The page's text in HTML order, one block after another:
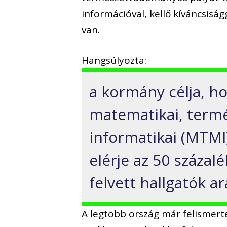
információval, kellő
van.
Hangsúlyozta:
a kormány célja,
matematikai,
informatikai
elérje az 50
felvett hallgatók
A legtöbb ország már